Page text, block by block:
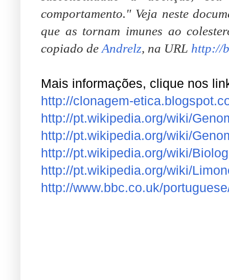
comportamento." Veja neste
que as tornam imunes ao
copiado de Andrelz, na URL http://
Mais informações, clique nos
http://clonagem-
http://pt.wikipedia.org/wiki/
http://pt.wikipedia.org/wiki/
http://pt.wikipedia.org/wiki/
http://pt.wikipedia.org/wiki/
http://www.bbc.co.uk/